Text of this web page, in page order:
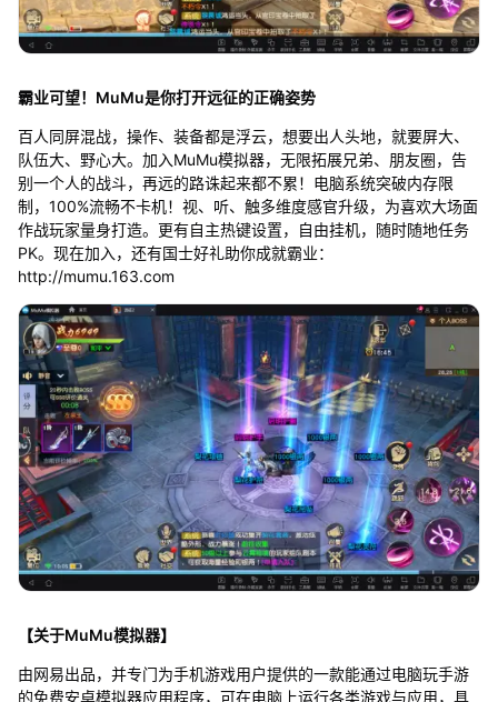
霸业可望！MuMu是你打开远征的正确姿势
百人同屏混战，操作、装备都是浮云，想要出人头地，就要屏大、
队伍大、野心大。加入MuMu模拟器，无限拓展兄弟、朋友圈，告
别一个人的战斗，再远的路诛起来都不累！电脑系统突破内存限
制，100%流畅不卡机！视、听、触多维度感官升级，为喜欢大场面
作战玩家量身打造。更有自主热键设置，自由挂机，随时随地任务
PK。现在加入，还有国士好礼助你成就霸业：
http://mumu.163.com
【关于MuMu模拟器】
由网易出品，并专门为手机游戏用户提供的一款能通过电脑玩手游
的免费安卓模拟器应用程序，可在电脑上运行各类游戏与应用，具